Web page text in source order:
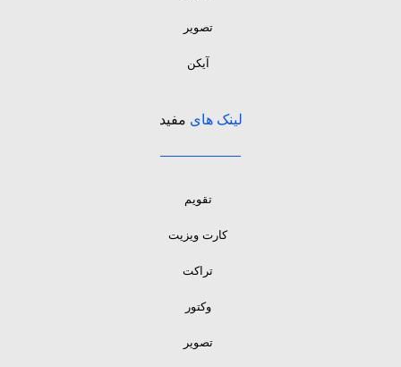
تصویر
آیکن
لینک های مفید
تقویم
کارت ویزیت
تراکت
وکتور
تصویر